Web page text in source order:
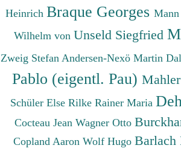
Heinrich Braque Georges
Wilhelm von Unseld Siegfried
Zweig Stefan Andersen-Nexö Martin
Pablo (eigentl. Pau)
Schüler Else Rilke Rainer Maria
Cocteau Jean Wagner Otto
Copland Aaron Wolf Hugo Barlach